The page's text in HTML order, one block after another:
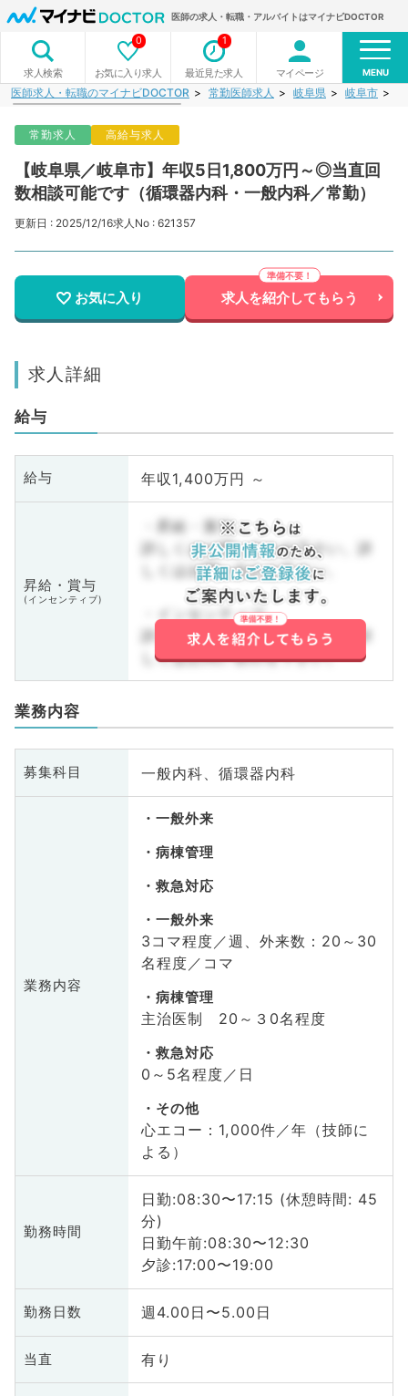
医師の求人・転職・アルバイトはマイナビDOCTOR
求人検索 お気に入り求人
0
最近見た求人
1
マイページ MENU
医師求人・転職のマイナビDOCTOR 常勤医師求人 岐阜県 岐阜市
常勤求人 高給与求人
【岐阜県／岐阜市】年収5日1,800万円～◎当直回
数相談可能です（循環器内科・一般内科／常勤）
更新日 : 2025/12/16求人No : 621357
お気に入り 求人を紹介してもらう
求人詳細
給与
給与 年収1,400万円 ～
昇給・賞与
(インセンティブ)
・昇給・賞与
詳しくはお問い合わせ下さい。詳
しくはお問い合わせ下さい。
・インセンティブ
詳しくはお問い合わせ下さい。詳
しくはお問い合わせ下さい。
業務内容
募集科目 一般内科、循環器内科
業務内容
一般外来
病棟管理
救急対応
一般外来
3コマ程度／週、外来数：20～30
名程度／コマ
病棟管理
主治医制 20～３0名程度
救急対応
0～5名程度／日
その他
心エコー：1,000件／年（技師に
よる）
勤務時間
日勤:08:30〜17:15 (休憩時間: 45
分)
日勤午前:08:30〜12:30
夕診:17:00〜19:00
勤務日数 週4.00日〜5.00日
当直 有り